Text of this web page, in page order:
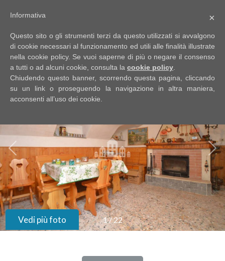
1/22
Vedi più foto
EN
HOME
IMMOBILI
SERVIZI
DICONO
Contratto
Qualsiasi
Affitto
Scegli
dove
cercare
×
Informativa
Questo sito o gli strumenti terzi da questo utilizzati si avvalgono
di cookie necessari al funzionamento ed utili alle finalità illustrate
nella cookie policy. Se vuoi saperne di più o negare il consenso
a tutti o ad alcuni cookie, consulta la cookie policy
Chiudendo questo banner, scorrendo questa pagina, cliccando
su un link o proseguendo la navigazione in altra maniera,
acconsenti all’uso dei cookie.